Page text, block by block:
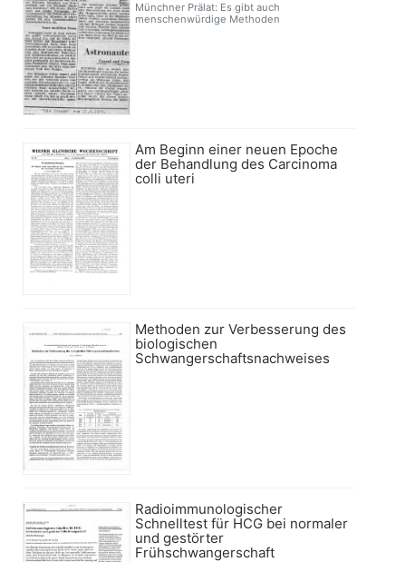
Münchner Prälat: Es gibt auch
menschenwürdige Methoden
Am Beginn einer neuen Epoche
der Behandlung des Carcinoma
colli uteri
Methoden zur Verbesserung des
biologischen
Schwangerschaftsnachweises
Radioimmunologischer
Schnelltest für HCG bei normaler
und gestörter
Frühschwangerschaft